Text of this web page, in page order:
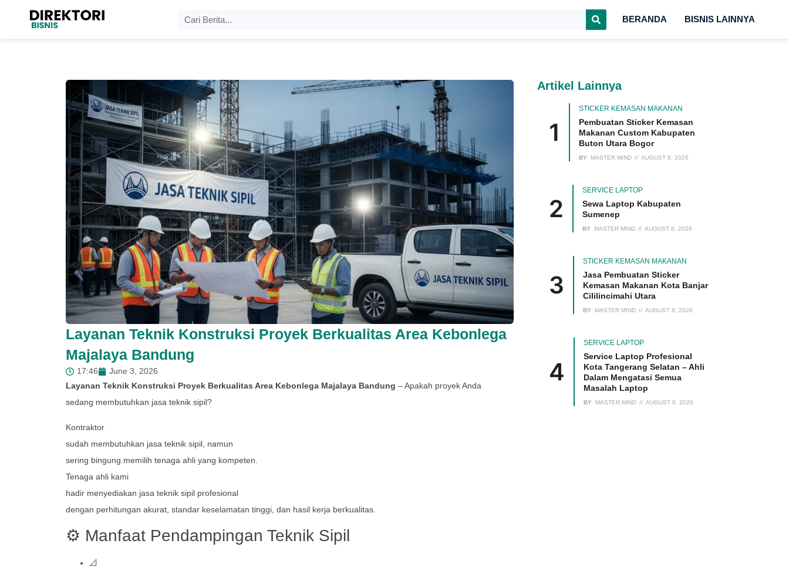
BERANDA BISNIS LAINNYA
Layanan Teknik Konstruksi Proyek Berkualitas Area Kebonlega
Majalaya Bandung
17:46
June 3, 2026
Layanan Teknik Konstruksi Proyek Berkualitas Area Kebonlega Majalaya Bandung – Apakah proyek Anda
sedang membutuhkan jasa teknik sipil?
Kontraktor
sudah membutuhkan jasa teknik sipil, namun
sering bingung memilih tenaga ahli yang kompeten.
Tenaga ahli kami
hadir menyediakan jasa teknik sipil profesional
dengan perhitungan akurat, standar keselamatan tinggi, dan hasil kerja berkualitas.
⚙️ Manfaat Pendampingan Teknik Sipil
📐
Artikel Lainnya
STICKER KEMASAN MAKANAN
Pembuatan Sticker Kemasan
Makanan Custom Kabupaten
Buton Utara Bogor
BY MASTER MIND AUGUST 8, 2026
SERVICE LAPTOP
Sewa Laptop Kabupaten
Sumenep
BY MASTER MIND AUGUST 8, 2026
STICKER KEMASAN MAKANAN
Jasa Pembuatan Sticker
Kemasan Makanan Kota Banjar
Cililincimahi Utara
BY MASTER MIND AUGUST 8, 2026
SERVICE LAPTOP
Service Laptop Profesional
Kota Tangerang Selatan – Ahli
Dalam Mengatasi Semua
Masalah Laptop
BY MASTER MIND AUGUST 8, 2026